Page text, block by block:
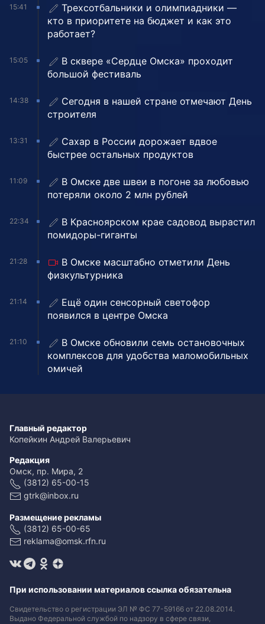
15:41
Трехсотбальники и олимпиадники —
кто в приоритете на бюджет и как это
работает?
15:05
В сквере «Сердце Омска» проходит
большой фестиваль
14:38
Сегодня в нашей стране отмечают День
строителя
13:31
Сахар в России дорожает вдвое
быстрее остальных продуктов
11:09
В Омске две швеи в погоне за любовью
потеряли около 2 млн рублей
22:34
В Красноярском крае садовод вырастил
помидоры-гиганты
21:28
В Омске масштабно отметили День
физкультурника
21:14
Ещё один сенсорный светофор
появился в центре Омска
21:10
В Омске обновили семь остановочных
комплексов для удобства маломобильных
омичей
Главный редактор
Копейкин Андрей Валерьевич
Редакция
Омск, пр. Мира, 2
(3812) 65-00-15
gtrk@inbox.ru
Размещение рекламы
(3812) 65-00-65
reklama@omsk.rfn.ru
При использовании материалов ссылка обязательна
Свидетельство о регистрации ЭЛ № ФС 77-59166 от 22.08.2014.
Выдано Федеральной службой по надзору в сфере связи,